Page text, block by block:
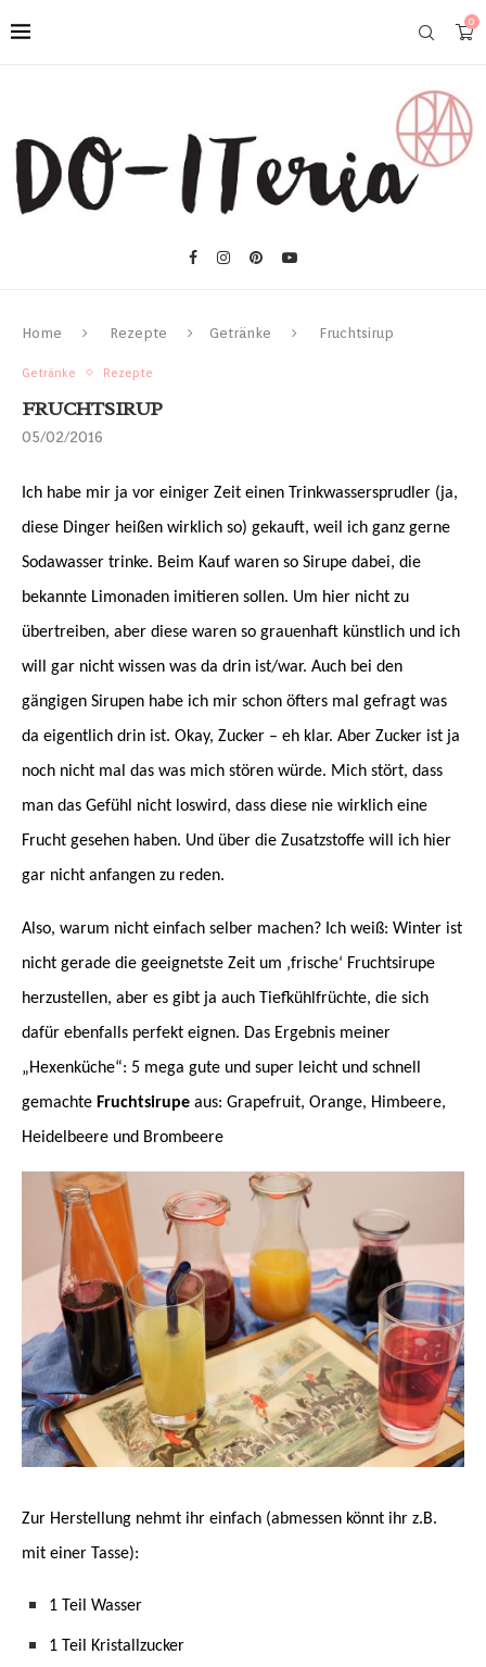
0
Home Rezepte Getränke Fruchtsirup
Getränke Rezepte
FRUCHTSIRUP
05/02/2016
Ich habe mir ja vor einiger Zeit einen Trinkwassersprudler (ja,
diese Dinger heißen wirklich so) gekauft, weil ich ganz gerne
Sodawasser trinke. Beim Kauf waren so Sirupe dabei, die
bekannte Limonaden imitieren sollen. Um hier nicht zu
übertreiben, aber diese waren so grauenhaft künstlich und ich
will gar nicht wissen was da drin ist/war. Auch bei den
gängigen Sirupen habe ich mir schon öfters mal gefragt was
da eigentlich drin ist. Okay, Zucker – eh klar. Aber Zucker ist ja
noch nicht mal das was mich stören würde. Mich stört, dass
man das Gefühl nicht loswird, dass diese nie wirklich eine
Frucht gesehen haben. Und über die Zusatzstoffe will ich hier
gar nicht anfangen zu reden.
Also, warum nicht einfach selber machen? Ich weiß: Winter ist
nicht gerade die geeignetste Zeit um ‚frische‘ Fruchtsirupe
herzustellen, aber es gibt ja auch Tiefkühlfrüchte, die sich
dafür ebenfalls perfekt eignen. Das Ergebnis meiner
„Hexenküche“: 5 mega gute und super leicht und schnell
gemachte Fruchtsirupe aus: Grapefruit, Orange, Himbeere,
Heidelbeere und Brombeere
Zur Herstellung nehmt ihr einfach (abmessen könnt ihr z.B.
mit einer Tasse):
1 Teil Wasser
1 Teil Kristallzucker